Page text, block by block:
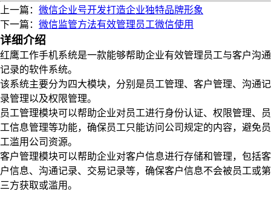
上一篇： 微信企业号开发打造企业独特品牌形象
下一篇： 微信监管方法有效管理员工微信使用
详细介绍
红鹰工作手机系统是一款能够帮助企业有效管理员工与客户沟通
记录的软件系统。
该系统主要分为四大模块，分别是员工管理、客户管理、沟通记
录管理以及权限管理。
员工管理模块可以帮助企业对员工进行身份认证、权限管理、员
工信息管理等功能，确保员工只能访问公司规定的内容，避免员
工滥用公司资源。
客户管理模块可以帮助企业对客户信息进行存储和管理，包括客
户信息、沟通记录、交易记录等，确保客户信息不会被员工或第
三方获取或滥用。